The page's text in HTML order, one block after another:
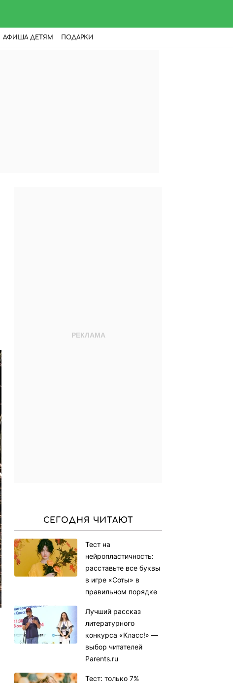
АФИША ДЕТЯМ ПОДАРКИ
СЕГОДНЯ ЧИТАЮТ
Тест на
нейропластичность:
расставьте все буквы
в игре «Соты» в
правильном порядке
Лучший рассказ
литературного
конкурса «Класс!» —
выбор читателей
Parents.ru
Тест: только 7%